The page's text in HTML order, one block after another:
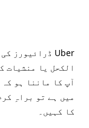
الکحل یا منشیات
آپ کا ماننا ہو
میں ہے تو براہِ
کا کہیں۔